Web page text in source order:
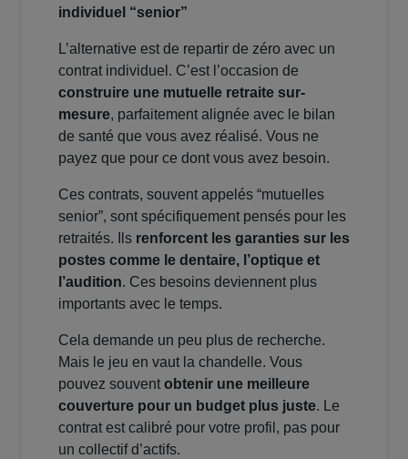
individuel “senior”
L’alternative est de repartir de zéro avec un
contrat individuel. C’est l’occasion de
construire une mutuelle retraite sur-
mesure, parfaitement alignée avec le bilan
de santé que vous avez réalisé. Vous ne
payez que pour ce dont vous avez besoin.
Ces contrats, souvent appelés “mutuelles
senior”, sont spécifiquement pensés pour les
retraités. Ils renforcent les garanties sur les
postes comme le dentaire, l’optique et
l’audition. Ces besoins deviennent plus
importants avec le temps.
Cela demande un peu plus de recherche.
Mais le jeu en vaut la chandelle. Vous
pouvez souventobtenir une meilleure
couverture pour un budget plus juste. Le
contrat est calibré pour votre profil, pas pour
un collectif d’actifs.